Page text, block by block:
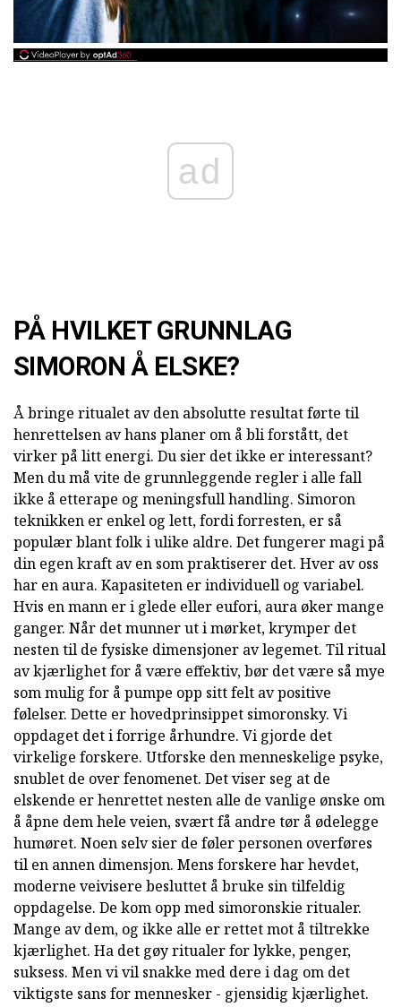
ad
PÅ HVILKET GRUNNLAG
SIMORON Å ELSKE?
Å bringe ritualet av den absolutte resultat førte til
henrettelsen av hans planer om å bli forstått, det
virker på litt energi. Du sier det ikke er interessant?
Men du må vite de grunnleggende regler i alle fall
ikke å etterape og meningsfull handling. Simoron
teknikken er enkel og lett, fordi forresten, er så
populær blant folk i ulike aldre. Det fungerer magi på
din egen kraft av en som praktiserer det. Hver av oss
har en aura. Kapasiteten er individuell og variabel.
Hvis en mann er i glede eller eufori, aura øker mange
ganger. Når det munner ut i mørket, krymper det
nesten til de fysiske dimensjoner av legemet. Til ritual
av kjærlighet for å være effektiv, bør det være så mye
som mulig for å pumpe opp sitt felt av positive
følelser. Dette er hovedprinsippet simoronsky. Vi
oppdaget det i forrige århundre. Vi gjorde det
virkelige forskere. Utforske den menneskelige psyke,
snublet de over fenomenet. Det viser seg at de
elskende er henrettet nesten alle de vanlige ønske om
å åpne dem hele veien, svært få andre tør å ødelegge
humøret. Noen selv sier de føler personen overføres
til en annen dimensjon. Mens forskere har hevdet,
moderne veivisere besluttet å bruke sin tilfeldig
oppdagelse. De kom opp med simoronskie ritualer.
Mange av dem, og ikke alle er rettet mot å tiltrekke
kjærlighet. Ha det gøy ritualer for lykke, penger,
suksess. Men vi vil snakke med dere i dag om det
viktigste sans for mennesker - gjensidig kjærlighet.